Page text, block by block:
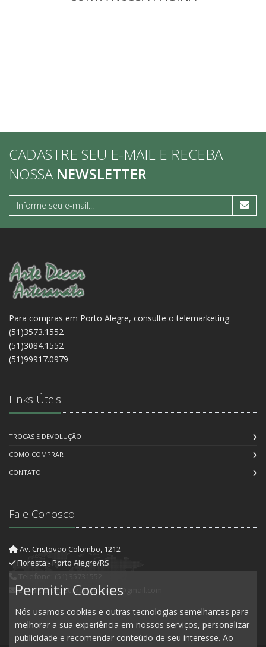
CADASTRE SEU E-MAIL E RECEBA
NOSSA NEWSLETTER
Para compras em Porto Alegre, consulte o telemarketing:
(51)3573.1552
(51)3084.1552
(51)99917.0979
Links Úteis
TROCAS E DEVOLUÇÃO
COMO COMPRAR
CONTATO
Fale Conosco
Av. Cristovão Colombo, 1212
Floresta - Porto Alegre/RS
E-mail: artedecorartesanato@gmail.com
Permitir Cookies
Nós usamos cookies e outras tecnologias semelhantes para
melhorar a sua experiência em nossos serviços, personalizar
publicidade e recomendar conteúdo de seu interesse. Ao